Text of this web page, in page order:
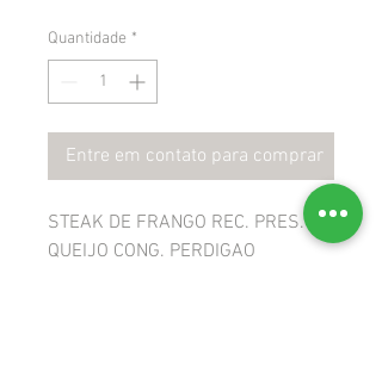
Quantidade *
Entre em contato para comprar
STEAK DE FRANGO REC. PRES.
QUEIJO CONG. PERDIGAO